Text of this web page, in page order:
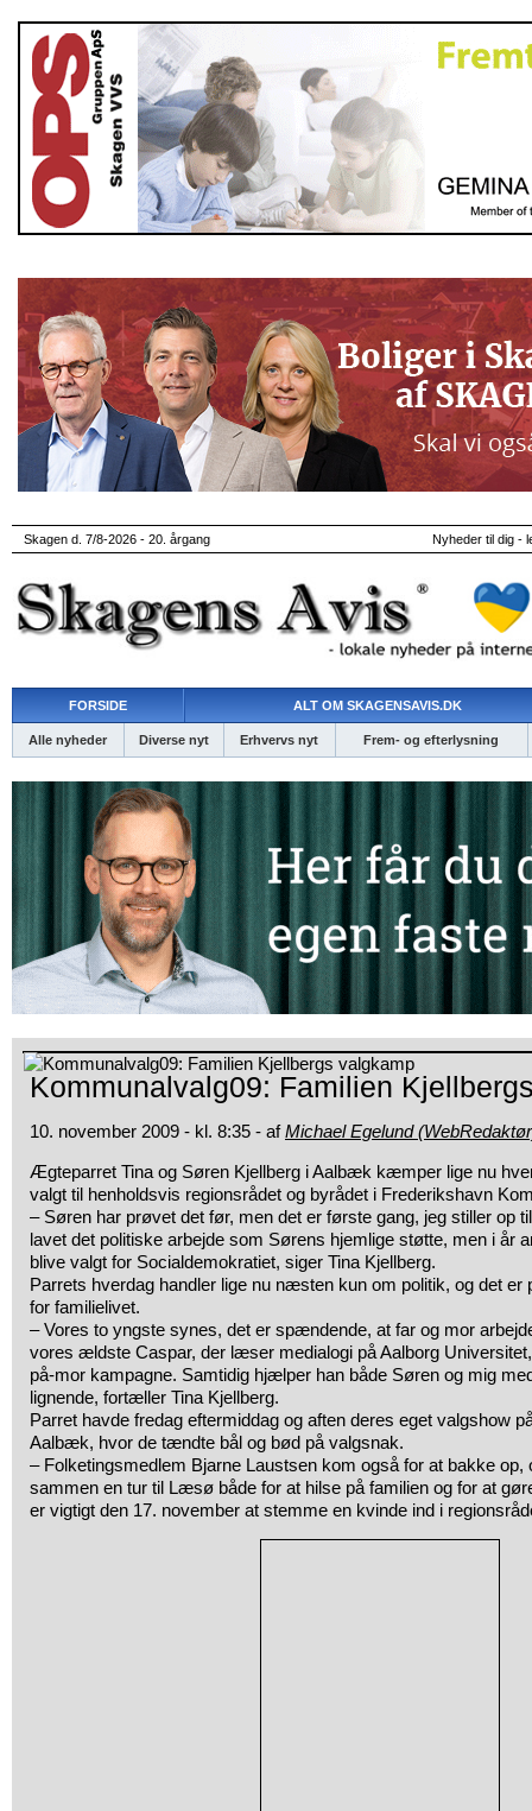
Skagen d. 7/8-2026 - 20. årgang Nyheder til dig -
FORSIDE ALT OM SKAGENSAVIS.DK
Alle nyheder Diverse nyt Erhvervs nyt Frem- og efterlysning
Kommunalvalg09: Familien
10. november 2009 - kl. 8:35 - afMichael Egelund
Ægteparret Tina og Søren Kjellberg i Aalbæk kæmper lige nu
valgt til henholdsvis regionsrådet og byrådet i
– Søren har prøvet det før, men det er første gang, jeg stiller op
lavet det politiske arbejde som Sørens hjemlige støtte, men i år
blive valgt for Socialdemokratiet, siger Tina Kjellberg.
Parrets hverdag handler lige nu næsten kun om politik, og det er
for familielivet.
– Vores to yngste synes, det er spændende, at far og mor
vores ældste Caspar, der læser medialogi på Aalborg
på-mor kampagne. Samtidig hjælper han både Søren og mig
lignende, fortæller Tina Kjellberg.
Parret havde fredag eftermiddag og aften deres eget valgshow
Aalbæk, hvor de tændte bål og bød på valgsnak.
– Folketingsmedlem Bjarne Laustsen kom også for at bakke op,
sammen en tur til Læsø både for at hilse på familien og for at
er vigtigt den 17. november at stemme en kvinde ind i